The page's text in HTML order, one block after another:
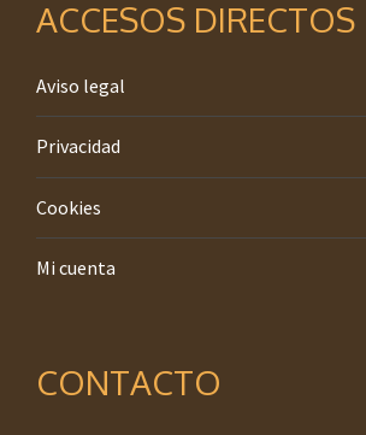
ACCESOS DIRECTOS
Aviso legal
Privacidad
Cookies
Mi cuenta
CONTACTO